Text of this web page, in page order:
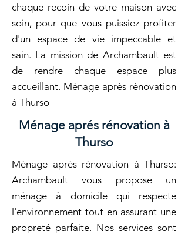
chaque recoin de votre maison avec
soin, pour que vous puissiez profiter
d'un espace de vie impeccable et
sain. La mission de Archambault est
de rendre chaque espace plus
accueillant. Ménage aprés rénovation
à Thurso
Ménage aprés rénovation à
Thurso
Ménage aprés rénovation à Thurso:
Archambault vous propose un
ménage à domicile qui respecte
l'environnement tout en assurant une
propreté parfaite. Nos services sont